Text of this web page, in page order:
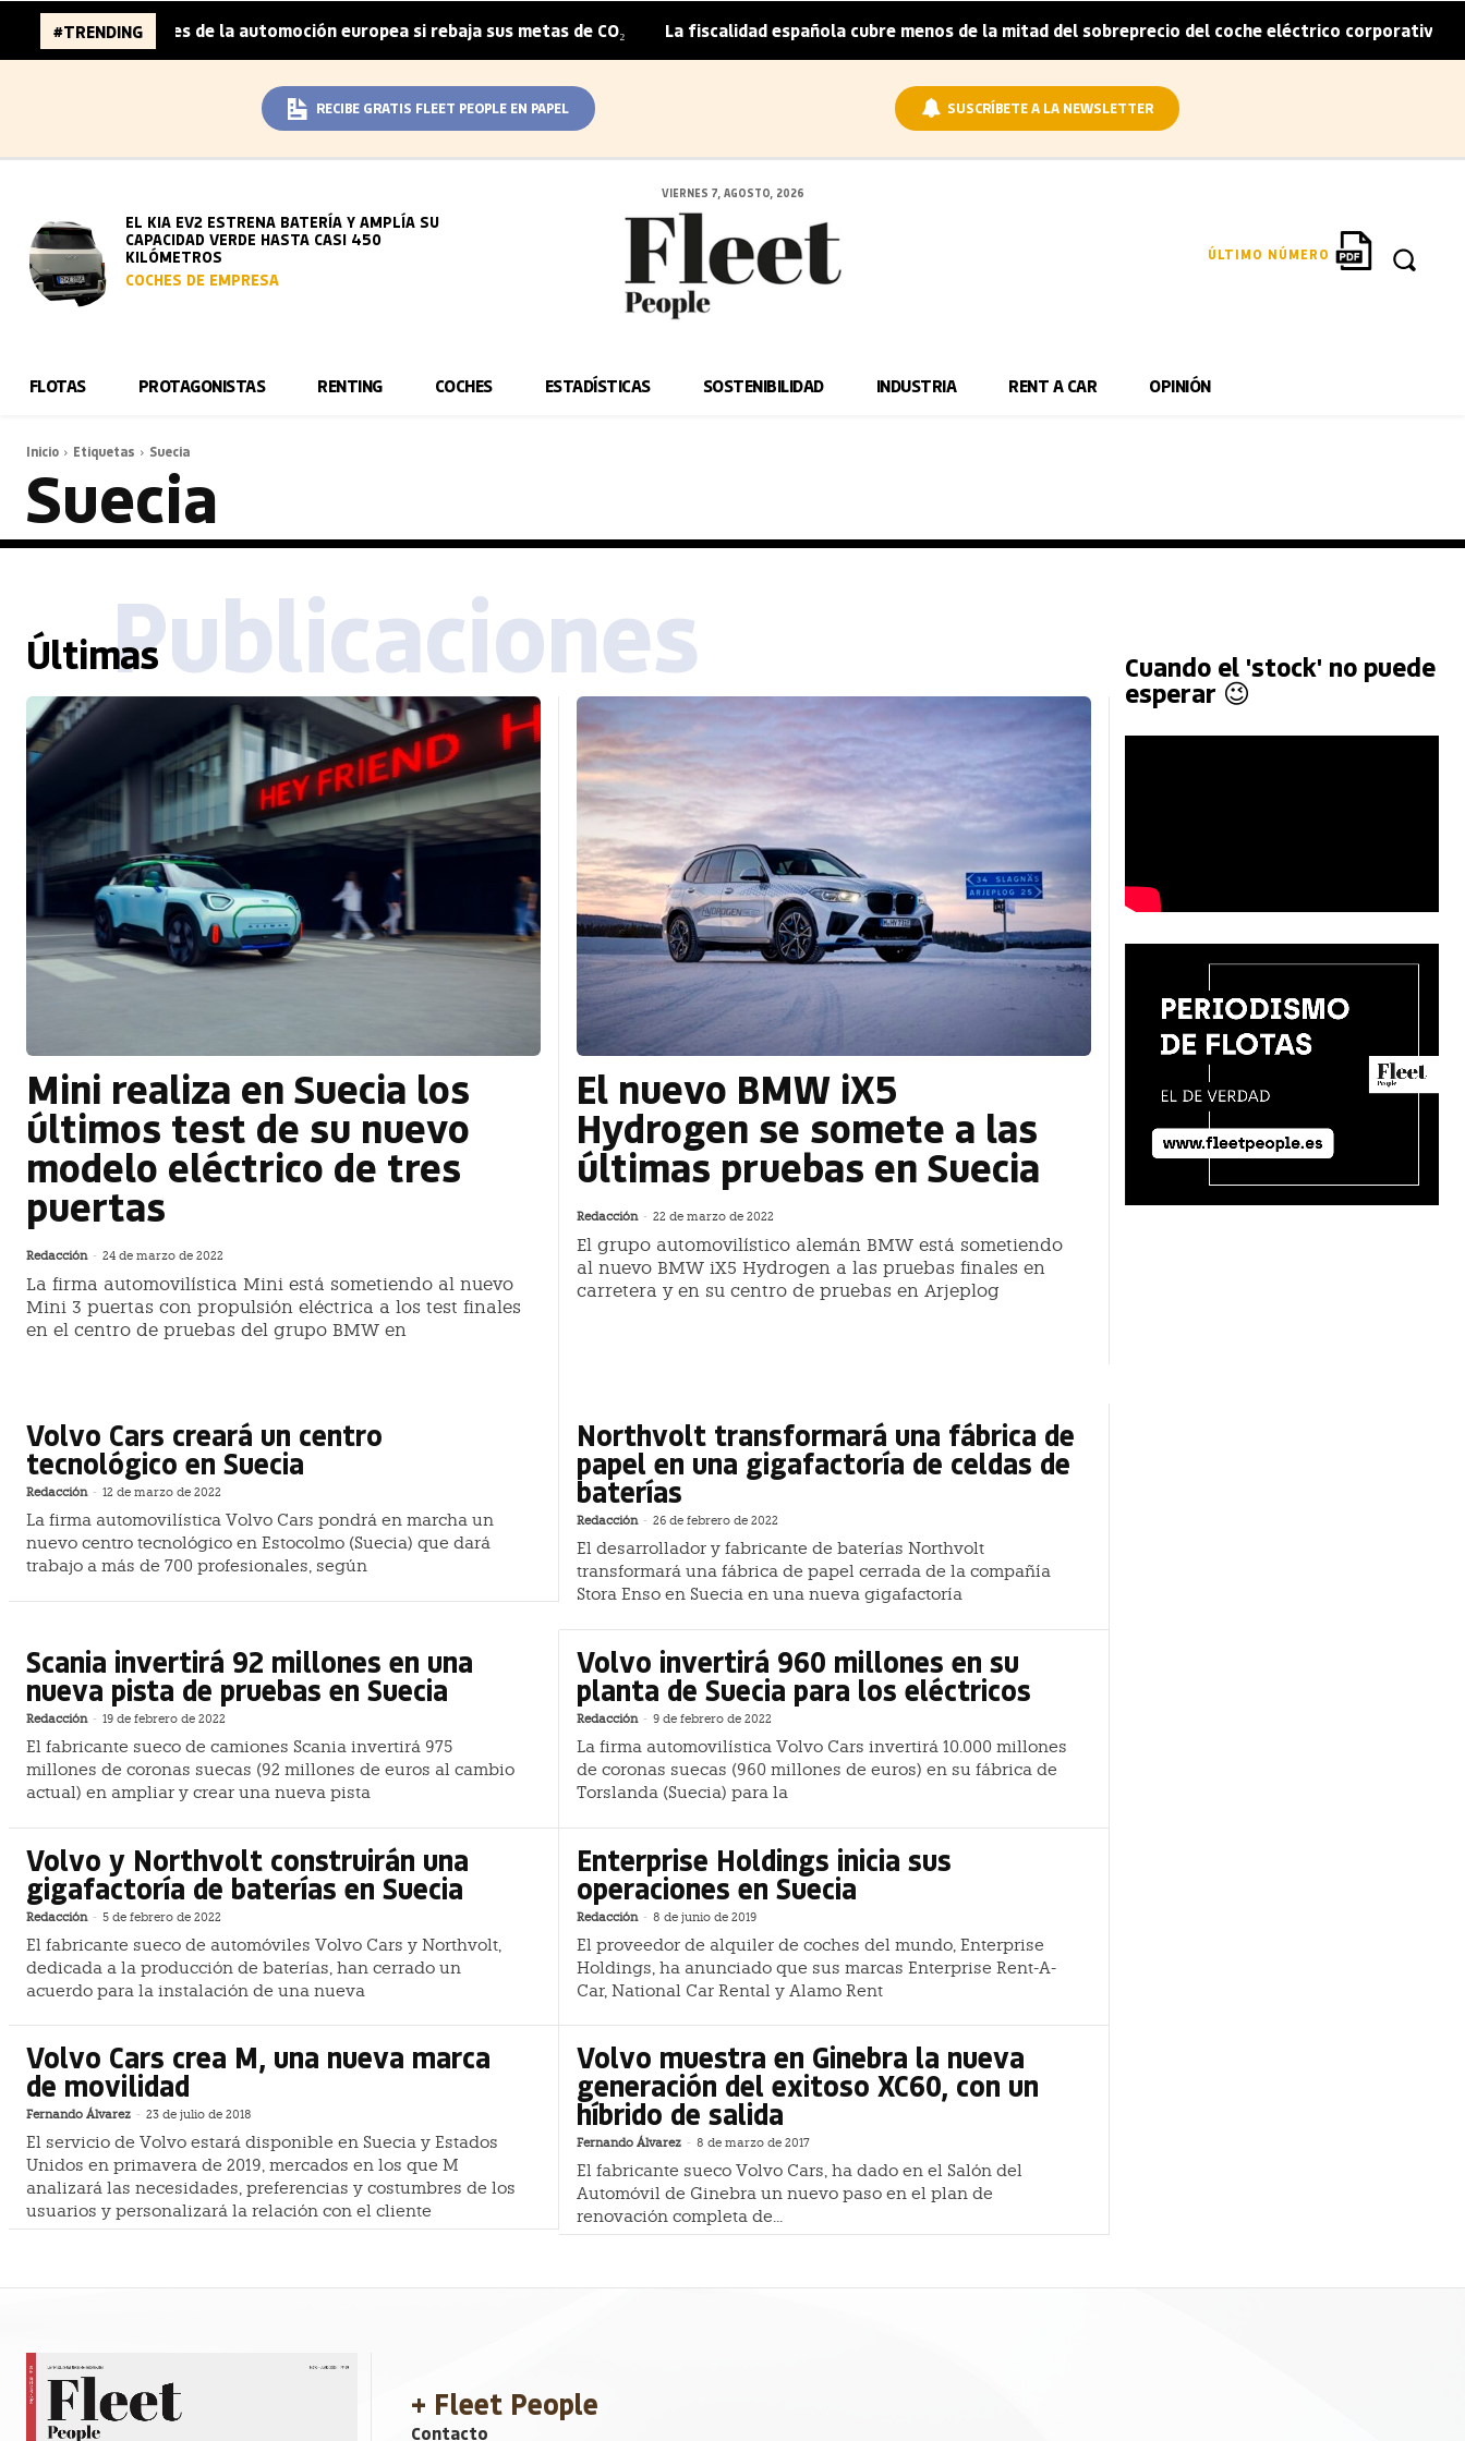
#TRENDING
96.000 millones de la automoción europea si rebaja sus metas de CO₂ | La fiscalidad española cubre menos de la mitad del sobreprecio del coche eléctrico corporativo |
RECIBE GRATIS FLEET PEOPLE EN PAPEL SUSCRÍBETE A LA NEWSLETTER
EL KIA EV2 ESTRENA BATERÍA Y AMPLÍA SU
CAPACIDAD VERDE HASTA CASI 450
KILÓMETROS
COCHES DE EMPRESA
VIERNES 7, AGOSTO, 2026
ÚLTIMO NÚMERO
FLOTAS PROTAGONISTAS RENTING COCHES ESTADÍSTICAS SOSTENIBILIDAD INDUSTRIA RENT A CAR OPINIÓN
Inicio Etiquetas Suecia
Suecia
ÚltimasPublicaciones
Mini realiza en Suecia los
últimos test de su nuevo
modelo eléctrico de tres
puertas
Redacción - 24 de marzo de 2022
La firma automovilística Mini está sometiendo al nuevo
Mini 3 puertas con propulsión eléctrica a los test finales
en el centro de pruebas del grupo BMW en
El nuevo BMW iX5
Hydrogen se somete a las
últimas pruebas en Suecia
Redacción - 22 de marzo de 2022
El grupo automovilístico alemán BMW está sometiendo
al nuevo BMW iX5 Hydrogen a las pruebas finales en
carretera y en su centro de pruebas en Arjeplog
Volvo Cars creará un centro
tecnológico en Suecia
Redacción - 12 de marzo de 2022
La firma automovilística Volvo Cars pondrá en marcha un
nuevo centro tecnológico en Estocolmo (Suecia) que dará
trabajo a más de 700 profesionales, según
Northvolt transformará una fábrica de
papel en una gigafactoría de celdas de
baterías
Redacción - 26 de febrero de 2022
El desarrollador y fabricante de baterías Northvolt
transformará una fábrica de papel cerrada de la compañía
Stora Enso en Suecia en una nueva gigafactoría
Scania invertirá 92 millones en una
nueva pista de pruebas en Suecia
Redacción - 19 de febrero de 2022
El fabricante sueco de camiones Scania invertirá 975
millones de coronas suecas (92 millones de euros al cambio
actual) en ampliar y crear una nueva pista
Volvo invertirá 960 millones en su
planta de Suecia para los eléctricos
Redacción - 9 de febrero de 2022
La firma automovilística Volvo Cars invertirá 10.000 millones
de coronas suecas (960 millones de euros) en su fábrica de
Torslanda (Suecia) para la
Volvo y Northvolt construirán una
gigafactoría de baterías en Suecia
Redacción - 5 de febrero de 2022
El fabricante sueco de automóviles Volvo Cars y Northvolt,
dedicada a la producción de baterías, han cerrado un
acuerdo para la instalación de una nueva
Enterprise Holdings inicia sus
operaciones en Suecia
Redacción - 8 de junio de 2019
El proveedor de alquiler de coches del mundo, Enterprise
Holdings, ha anunciado que sus marcas Enterprise Rent-A-
Car, National Car Rental y Alamo Rent
Volvo Cars crea M, una nueva marca
de movilidad
Fernando Álvarez - 23 de julio de 2018
El servicio de Volvo estará disponible en Suecia y Estados
Unidos en primavera de 2019, mercados en los que M
analizará las necesidades, preferencias y costumbres de los
usuarios y personalizará la relación con el cliente
Volvo muestra en Ginebra la nueva
generación del exitoso XC60, con un
híbrido de salida
Fernando Álvarez - 8 de marzo de 2017
El fabricante sueco Volvo Cars, ha dado en el Salón del
Automóvil de Ginebra un nuevo paso en el plan de
renovación completa de...
Cuando el 'stock' no puede
esperar 😉
+ Fleet People
Contacto